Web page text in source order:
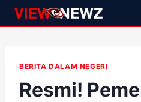
Skip
to
BERITA DALAM NEGERI
Resmi!